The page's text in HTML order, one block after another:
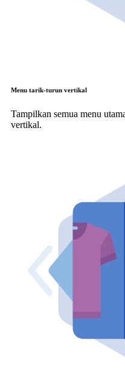
Menu tarik-turun vertikal
Tampilkan semua menu
vertikal.